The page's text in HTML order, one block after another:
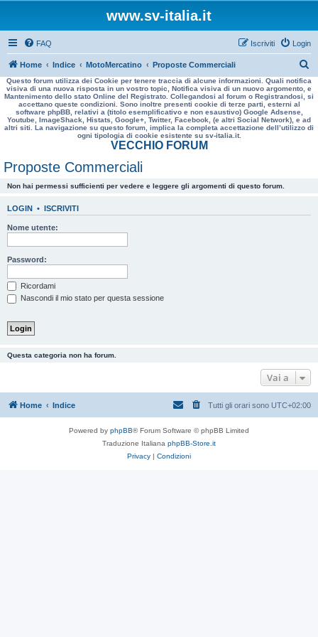
www.sv-italia.it
FAQ Login
Iscriviti
Home Indice MotoMercatino Proposte Commerciali
e
r
a
Questo forum utilizza dei Cookie per tenere traccia di alcune informazioni. Quali notifica
visiva di una nuova risposta in un vostro topic, Notifica visiva di un nuovo argomento, e
Mantenimento dello stato Online del Registrato. Collegandosi al forum o Registrandosi, si
accettano queste condizioni. Sono inoltre presenti cookie di terze parti, esterni al
software phpBB, relativi a (titolo esemplificativo e non esaustivo) Google Adsense,
Youtube, ImageShack, Histats, Google+, Twitter, Facebook, (e altri Social Network), e ad
altri siti. La navigazione su questo forum, implica la completa accettazione dell’utilizzo di
ogni tipologia di cookie esistente su sv-italia.it.
VECCHIO FORUM
Proposte Commerciali
Non hai permessi sufficienti per vedere e leggere gli argomenti di questo forum.
LOGIN • ISCRIVITI
Nome utente:
Password:
Ricordami
Nascondi il mio stato per questa sessione
Questa categoria non ha forum.
Vai a
Home Indice Tutti gli orari sono UTC+02:00
Powered by phpBB® Forum Software © phpBB Limited
Traduzione Italiana phpBB-Store.it
Privacy | Condizioni